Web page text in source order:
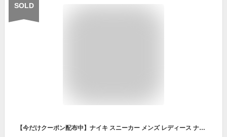
SOLD
【今だけクーポン配布中】ナイキ スニーカー メンズ レディース ナイキ ゴー フライイーズ NIKE NIKE GO FLYEASE DR5540 靴 シューズ スリッポン ハンズフリー 簡単 ローカット ブランド カジュアル スポーティ シンプル ストリート スポーツ 運動 通勤 通学